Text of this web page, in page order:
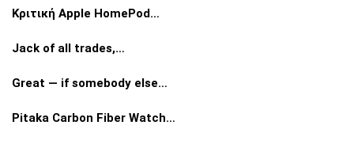
Κριτική Apple HomePod…
Jack of all trades,…
Great — if somebody else…
Pitaka Carbon Fiber Watch…